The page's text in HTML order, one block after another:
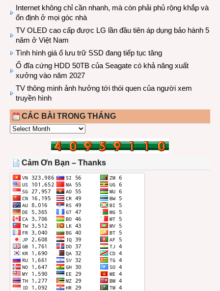
Internet không chỉ cần nhanh, mà còn phải phủ rộng khắp và
ổn định ở mọi góc nhà
TV OLED cao cấp được LG lần đầu tiên áp dụng bảo hành 5
năm ở Việt Nam
Tình hình giá ổ lưu trữ SSD đang tiếp tục tăng
Ổ đĩa cứng HDD 50TB của Seagate có khả năng xuất
xưởng vào năm 2027
TV thông minh ảnh hưởng tới thói quen của người xem
truyền hình
CÁC BÀI TRONG THÁNG
CÁC
THÁNG
Cảm Ơn Bạn – Thanks